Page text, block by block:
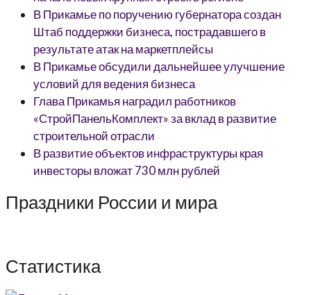
В Прикамье по поручению губернатора создан
Штаб поддержки бизнеса, пострадавшего в
результате атак на маркетплейсы
В Прикамье обсудили дальнейшее улучшение
условий для ведения бизнеса
Глава Прикамья наградил работников
«СтройПанельКомплект» за вклад в развитие
строительной отрасли
В развитие объектов инфраструктуры края
инвесторы вложат 730 млн рублей
Праздники России и мира
Статистика